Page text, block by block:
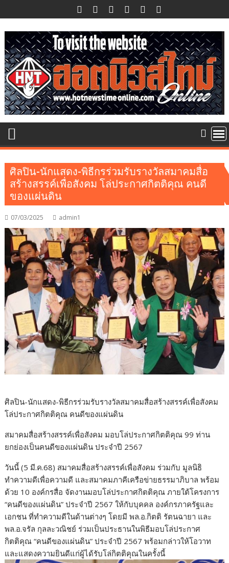
to
content
ศิลปิน-นักแสดง-พิธีกรร่วมรับรางวัลสมาคมสื่อ
สร้างสรรค์เพื่อสังคม โล่ประกาศกิตติคุณ คนดี
ของแผ่นดิน
07/03/2025 admin1
ศิลปิน-นักแสดง-พิธีกรร่วมรับรางวัลสมาคมสื่อสร้างสรรค์เพื่อสังคม
โล่ประกาศกิตติคุณ คนดีของแผ่นดิน
สมาคมสื่อสร้างสรรค์เพื่อสังคม มอบโล่ประกาศกิตติคุณ 99 ท่าน
ยกย่องเป็นคนดีของแผ่นดิน ประจำปี 2567
วันนี้ (5 มี.ค.68) สมาคมสื่อสร้างสรรค์เพื่อสังคม ร่วมกับ มูลนิธิ
ทำความดีเพื่อความดี และสมาคมภาคีเครือข่ายธรรมาภิบาล พร้อม
ด้วย 10 องค์กรสื่อ จัดงานมอบโล่ประกาศกิตติคุณ ภายใต้โครงการ
“คนดีของแผ่นดิน” ประจำปี 2567 ให้กับบุคคล องค์กรภาครัฐและ
เอกชน ที่ทำความดีในด้านต่างๆ โดยมี พล.อ.กิตติ รัตนฉายา และ
พล.อ.จรัล กุลละวณิชย์ ร่วมเป็นประธานในพิธีมอบโล่ประกาศ
กิตติคุณ “คนดีของแผ่นดิน” ประจำปี 2567 พร้อมกล่าวให้โอวาท
และแสดงความยินดีแก่ผู้ได้รับโล่กิตติคุณในครั้งนี้